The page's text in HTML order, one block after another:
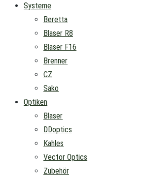
Systeme
Beretta
Blaser R8
Blaser F16
Brenner
CZ
Sako
Optiken
Blaser
DDoptics
Kahles
Vector Optics
Zubehör